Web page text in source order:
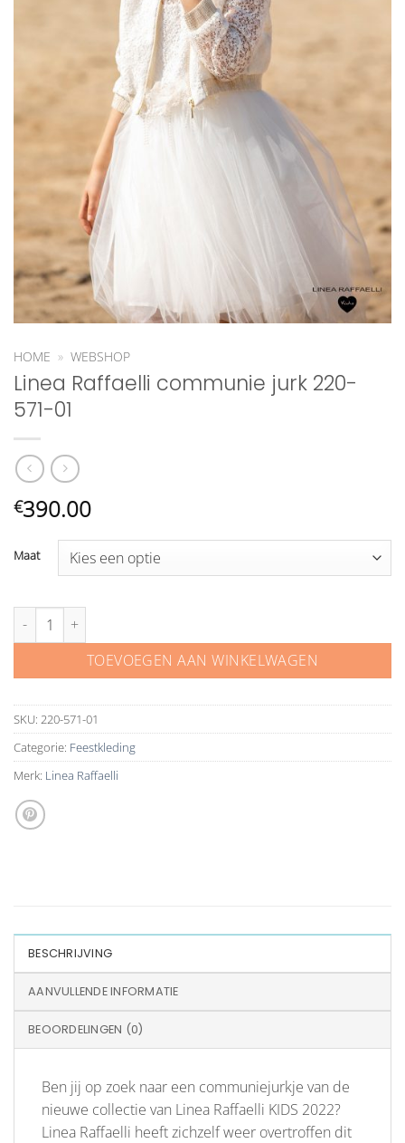
HOME » WEBSHOP
Linea Raffaelli communie jurk 220-
571-01
€390.00
Maat
Linea Raffaelli communie jurk 220-571-01 aantal
TOEVOEGEN AAN WINKELWAGEN
SKU: 220-571-01
Categorie: Feestkleding
Merk: Linea Raffaelli
BESCHRIJVING
AANVULLENDE INFORMATIE
BEOORDELINGEN (0)
Ben jij op zoek naar een communiejurkje van de
nieuwe collectie van Linea Raffaelli KIDS 2022?
Linea Raffaelli heeft zichzelf weer overtroffen dit